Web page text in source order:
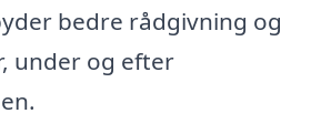
bedre rådgivning og
under og efter